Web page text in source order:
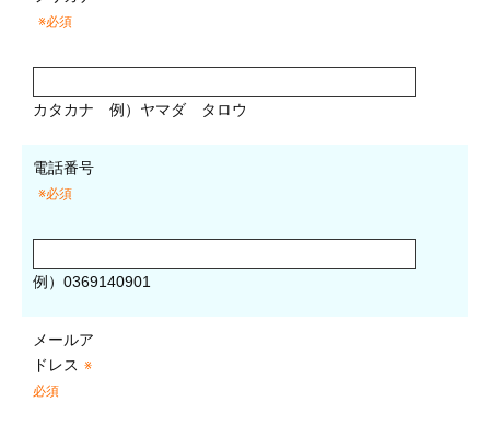
※必須
カタカナ 例）ヤマダ タロウ
電話番号
※必須
例）0369140901
メールア
ドレス ※
必須